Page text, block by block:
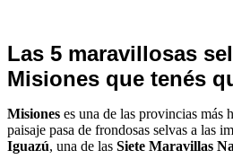
Notas
de
Archivo
Las 5 maravillosas
Misiones que tenés
Misiones es una de las provincias más
paisaje pasa de frondosas selvas a las
Iguazú, una de las Siete Maravillas